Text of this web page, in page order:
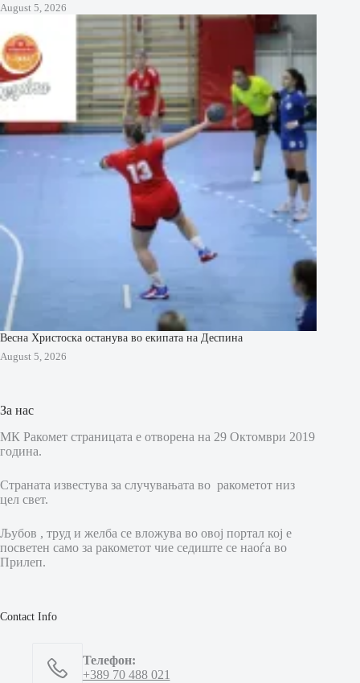
August 5, 2026
Весна Христоска останува во екипата на Деспина
August 5, 2026
За нас
МК Ракомет страницата е отворена на 29 Октомври 2019
година.
Страната известува за случувањата во ракометот низ
цел свет.
Љубов , труд и желба се вложува во овој портал кој е
посветен само за ракометот чие седиште се наоѓа во
Прилеп.
Contact Info
Телефон:
+389 70 488 021